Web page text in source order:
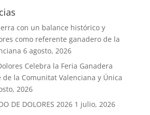
con un balance histórico y
como referente ganadero de la
6 agosto, 2026
Celebra la Feria Ganadera
la Comunitat Valenciana y Única
2026
DE DOLORES 2026 1 julio, 2026